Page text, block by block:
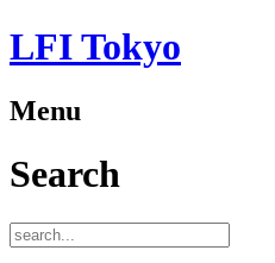
LFI Tokyo
Menu
Search